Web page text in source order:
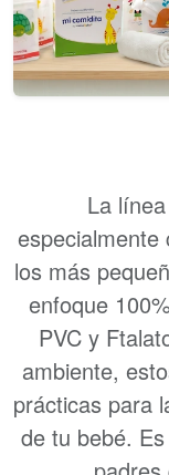
La
los más
enfoque
PVC y
ambiente,
prácticas para
de tu bebé.